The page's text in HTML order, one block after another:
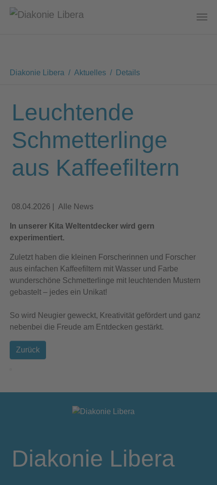
Diakonie Libera Aktuelles Details
Leuchtende
Schmetterlinge
aus Kaffeefiltern
08.04.2026 Alle News
In unserer Kita Weltentdecker wird gern
experimentiert.
Zuletzt haben die kleinen Forscherinnen und Forscher
aus einfachen Kaffeefiltern mit Wasser und Farbe
wunderschöne Schmetterlinge mit leuchtenden Mustern
gebastelt – jedes ein Unikat!
So wird Neugier geweckt, Kreativität gefördert und ganz
nebenbei die Freude am Entdecken gestärkt.
Zurück
Diakonie Libera